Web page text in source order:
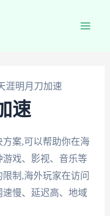
涯明月刀加速
速
案,可以帮助你在海
戏、影视、音乐等
制,海外玩家在访问
慢、延迟高、地域